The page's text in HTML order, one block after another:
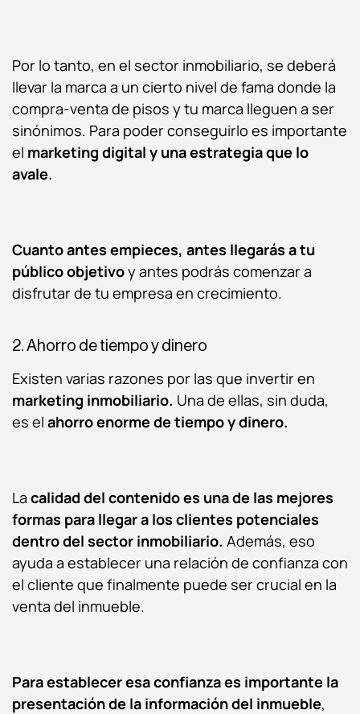
Por lo tanto, en el sector inmobiliario, se deberá
llevar la marca a un cierto nivel de fama donde la
compra-venta de pisos y tu marca lleguen a ser
sinónimos. Para poder conseguirlo es importante
el marketing digital y una estrategia que lo
avale.
Cuanto antes empieces, antes llegarás a tu
público objetivoy antes podrás comenzar a
disfrutar de tu empresa en crecimiento.
2. Ahorro de tiempo y dinero
Existen varias razones por las que invertir en
marketing inmobiliario. Una de ellas, sin duda,
es el ahorro enorme de tiempo y dinero.
La calidad del contenido es una de las mejores
formas para llegar a los clientes potenciales
dentro del sector inmobiliario. Además, eso
ayuda a establecer una relación de confianza con
el cliente que finalmente puede ser crucial en la
venta del inmueble.
Para establecer esa confianza es importante la
presentación de la información del inmueble,